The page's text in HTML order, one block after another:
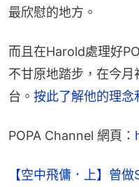
最欣慰的地方。
而且在Harold處理好
不甘原地踏步，在今
台。 按此了解他的理念
POPA Channel 網頁：
【空中飛傭．上】曾